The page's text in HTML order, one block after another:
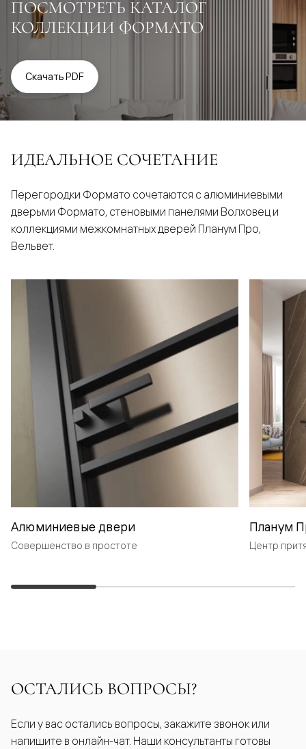
ПОСМОТРЕТЬ КАТАЛОГ
КОЛЛЕКЦИИ ФОРМАТО
Скачать PDF
ИДЕАЛЬНОЕ СОЧЕТАНИЕ
Перегородки Формато сочетаются с алюминиевыми
дверьми Формато, стеновыми панелями Волховец и
коллекциями межкомнатных дверей Планум Про,
Вельвет.
Алюминиевые двери
Совершенство в простоте
Планум
Центр
ОСТАЛИСЬ ВОПРОСЫ?
Если у вас остались вопросы, закажите звонок или
напишите в онлайн-чат. Наши консультанты готовы